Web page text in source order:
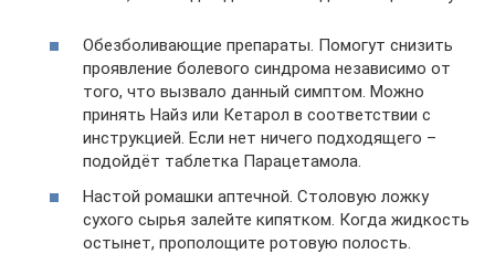
Обезболивающие препараты. Помогут снизить
проявление болевого синдрома независимо от
того, что вызвало данный симптом. Можно
принять Найз или Кетарол в соответствии с
инструкцией. Если нет ничего подходящего –
подойдёт таблетка Парацетамола.
Настой ромашки аптечной. Столовую ложку
сухого сырья залейте кипятком. Когда жидкость
остынет, прополощите ротовую полость.